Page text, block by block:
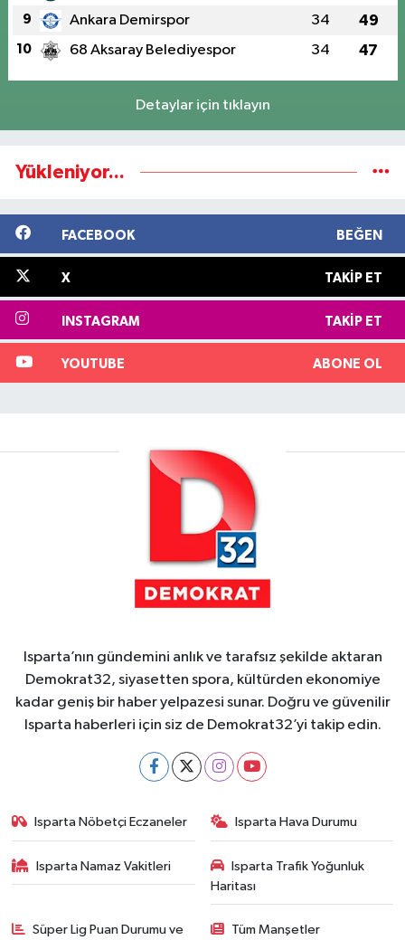
9 Ankara Demirspor 34 49
10 68 Aksaray Belediyespor 34 47
Detaylar için tıklayın
Yükleniyor...
FACEBOOK BEĞEN
X TAKIP ET
INSTAGRAM TAKIP ET
YOUTUBE ABONE OL
Isparta’nın gündemini anlık ve tarafsız şekilde aktaran
Demokrat32, siyasetten spora, kültürden ekonomiye
kadar geniş bir haber yelpazesi sunar. Doğru ve güvenilir
Isparta haberleri için siz de Demokrat32’yi takip edin.
Isparta Nöbetçi Eczaneler Isparta Hava Durumu
Isparta Namaz Vakitleri
Isparta Trafik Yoğunluk
Haritası
Süper Lig Puan Durumu ve Tüm Manşetler